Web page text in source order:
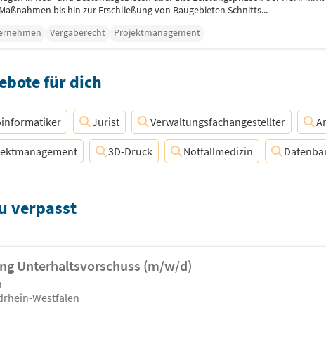
bis hin zur Erschließung von Baugebieten Schnitts...
Vergaberecht Projektmanagement
für dich
Jurist Verwaltungsfachangestellter
3D-Druck Notfallmedizin
verpasst
Unterhaltsvorschuss (m/w/d)
Westfalen